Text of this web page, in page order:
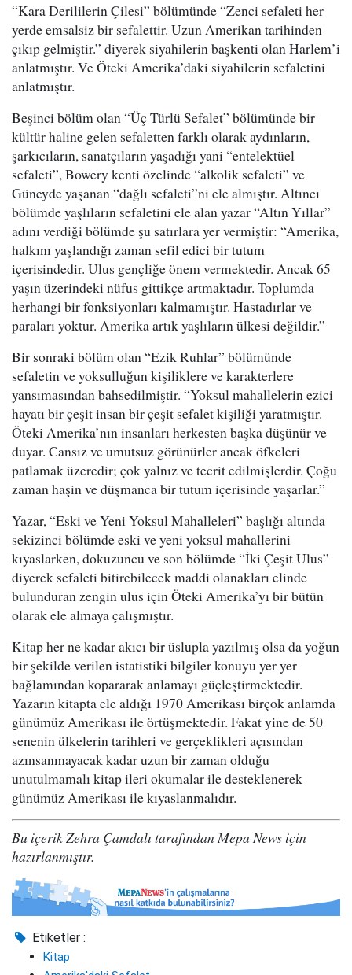
“Kara Derililerin Çilesi” bölümünde “Zenci sefaleti her
yerde emsalsiz bir sefalettir. Uzun Amerikan tarihinden
çıkıp gelmiştir.” diyerek siyahilerin başkenti olan Harlem’i
anlatmıştır. Ve Öteki Amerika’daki siyahilerin sefaletini
anlatmıştır.
Beşinci bölüm olan “Üç Türlü Sefalet” bölümünde bir
kültür haline gelen sefaletten farklı olarak aydınların,
şarkıcıların, sanatçıların yaşadığı yani “entelektüel
sefaleti”, Bowery kenti özelinde “alkolik sefaleti” ve
Güneyde yaşanan “dağlı sefaleti”ni ele almıştır. Altıncı
bölümde yaşlıların sefaletini ele alan yazar “Altın Yıllar”
adını verdiği bölümde şu satırlara yer vermiştir: “Amerika,
halkını yaşlandığı zaman sefil edici bir tutum
içerisindedir. Ulus gençliğe önem vermektedir. Ancak 65
yaşın üzerindeki nüfus gittikçe artmaktadır. Toplumda
herhangi bir fonksiyonları kalmamıştır. Hastadırlar ve
paraları yoktur. Amerika artık yaşlıların ülkesi değildir.”
Bir sonraki bölüm olan “Ezik Ruhlar” bölümünde
sefaletin ve yoksulluğun kişiliklere ve karakterlere
yansımasından bahsedilmiştir. “Yoksul mahallelerin ezici
hayatı bir çeşit insan bir çeşit sefalet kişiliği yaratmıştır.
Öteki Amerika’nın insanları herkesten başka düşünür ve
duyar. Cansız ve umutsuz görünürler ancak öfkeleri
patlamak üzeredir; çok yalnız ve tecrit edilmişlerdir. Çoğu
zaman haşin ve düşmanca bir tutum içerisinde yaşarlar.”
Yazar, “Eski ve Yeni Yoksul Mahalleleri” başlığı altında
sekizinci bölümde eski ve yeni yoksul mahallerini
kıyaslarken, dokuzuncu ve son bölümde “İki Çeşit Ulus”
diyerek sefaleti bitirebilecek maddi olanakları elinde
bulunduran zengin ulus için Öteki Amerika’yı bir bütün
olarak ele almaya çalışmıştır.
Kitap her ne kadar akıcı bir üslupla yazılmış olsa da yoğun
bir şekilde verilen istatistiki bilgiler konuyu yer yer
bağlamından kopararak anlamayı güçleştirmektedir.
Yazarın kitapta ele aldığı 1970 Amerikası birçok anlamda
günümüz Amerikası ile örtüşmektedir. Fakat yine de 50
senenin ülkelerin tarihleri ve gerçeklikleri açısından
azınsanmayacak kadar uzun bir zaman olduğu
unutulmamalı kitap ileri okumalar ile desteklenerek
günümüz Amerikası ile kıyaslanmalıdır.
Bu içerik Zehra Çamdalı tarafından Mepa News için
hazırlanmıştır.
Etiketler :
Kitap